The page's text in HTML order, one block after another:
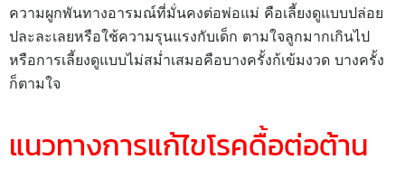
ความผูกพันทางอารมณ์ที่มั่นคงต่อพ่อแม่ คือเลี้ยงดูแบบปล่อย
ปละละเลยหรือใช้ความรุนแรงกับเด็ก ตามใจลูกมากเกินไป
หรือการเลี้ยงดูแบบไม่สม่ำเสมอคือบางครั้งก้เข้มงวด บางครั้ง
ก็ตามใจ
แนวทางการแก้ไขโรคดื้อต่อต้าน